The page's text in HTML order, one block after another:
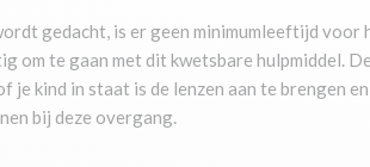
gedacht, is er geen minimumleeftijd voor
om te gaan met dit kwetsbare hulpmiddel. De
je kind in staat is de lenzen aan te brengen
bij deze overgang.